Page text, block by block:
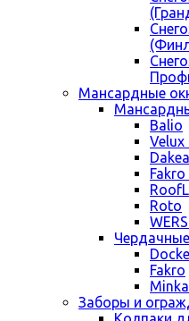
Мансардные
Balio
Velux
Dakea
Roto
Fakro
Minka
Заборы и